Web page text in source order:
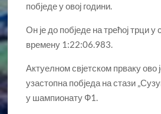
побједе у овој години.
Он је до побједе на трећој трци у
времену 1:22:06.983.
Актуелном свјетском прваку ово
узастопна побједа на стази
у шампионату Ф1.